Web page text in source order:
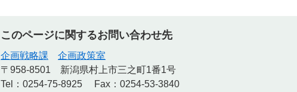
このページに関するお問い合わせ先
企画戦略課
企画政策室
〒958-8501
新潟県村上市三之町1番1号
Tel：0254-75-8925
Fax：0254-53-3840